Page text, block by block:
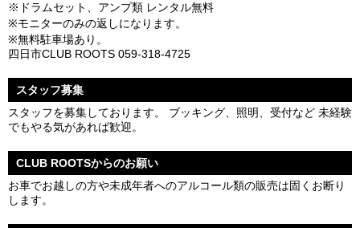
※ドラムセット、アンプ類 レンタル無料
※モニターのみの返しになります。
※無料駐車場あり。
四日市CLUB ROOTS 059-318-4725
スタッフ募集
スタッフを募集しております。 ブッキング、照明、受付など 未経験
でもやる気があれば歓迎。
CLUB ROOTSからのお願い
お車でお越しの方や未成年者へのアルコール類の販売は固くお断り
します。